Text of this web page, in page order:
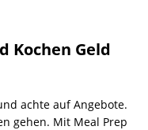
Kochen Geld
achte auf Angebote.
gehen. Mit Meal Prep